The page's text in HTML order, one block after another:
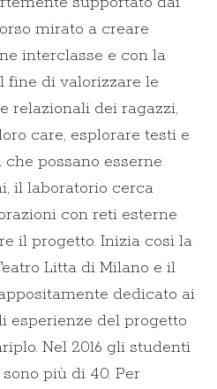
mirato a creare
interclasse e con la
fine di valorizzare le
relazionali dei ragazzi,
care, esplorare testi e
possano esserne
il laboratorio cerca
con reti esterne
il progetto. Inizia così la
Litta di Milano e il
dedicato ai
esperienze del progetto
Nel 2016 gli studenti
più di 40. Per